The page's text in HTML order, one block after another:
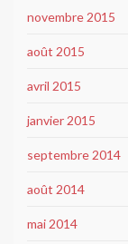
novembre 2015
août 2015
avril 2015
janvier 2015
septembre 2014
août 2014
mai 2014